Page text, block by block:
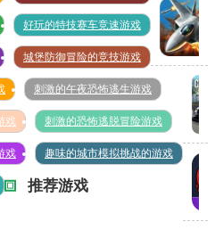
好玩的特技赛车竞速游戏
城堡防御冒险的竞技游戏
刺激的午夜恐怖逃生游戏
戏 刺激的恐怖逃脱冒险游戏
戏 趣味的城市模拟挑战的游戏
推荐游戏
空战
争锋
无限
钻石
315MB
真
实
手
搏